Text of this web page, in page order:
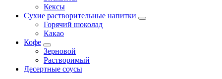
Кексы
Сухие растворительные напитки
Горячий шоколад
Какао
Кофе
Зерновой
Растворимый
Десертные соусы